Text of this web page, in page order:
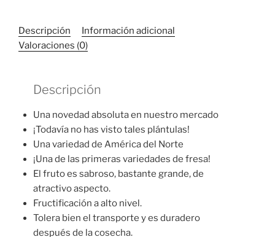
Descripción
Información adicional
Valoraciones (0)
Descripción
Una novedad absoluta en nuestro mercado
¡Todavía no has visto tales plántulas!
Una variedad de América del Norte
¡Una de las primeras variedades de fresa!
El fruto es sabroso, bastante grande, de
atractivo aspecto.
Fructificación a alto nivel.
Tolera bien el transporte y es duradero
después de la cosecha.